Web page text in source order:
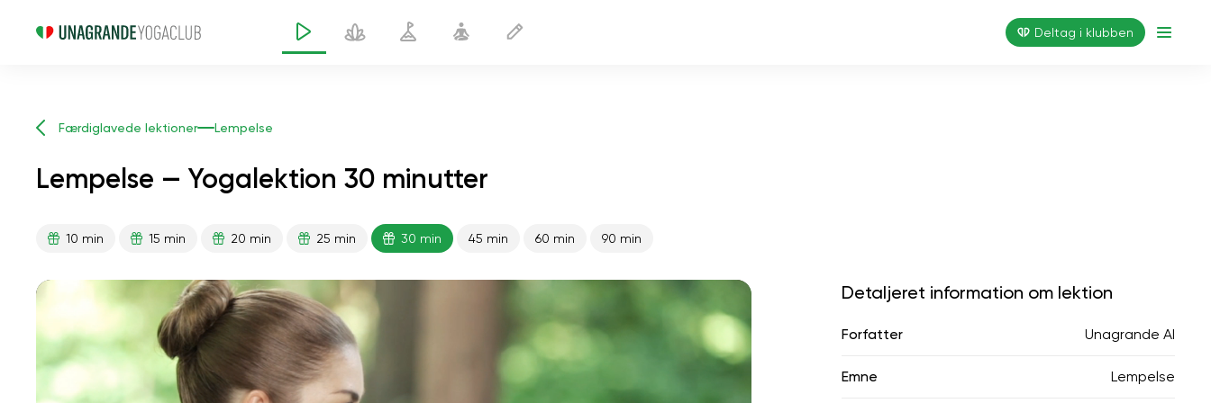
Deltag i klubben
Færdiglavede lektioner Lempelse
Lempelse — Yogalektion 30 minutter
10 min 15 min 20 min 25 min 30 min 45 min 60 min 90 min
Detaljeret information om lektion
Forfatter Unagrande AI
Emne Lempelse